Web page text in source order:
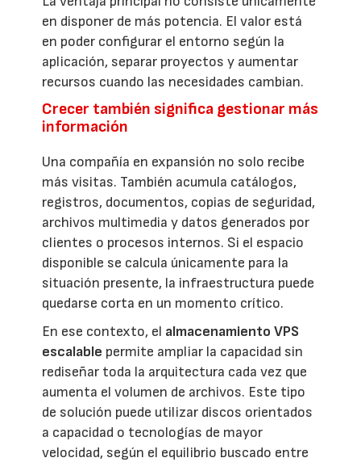
en disponer de más potencia. El valor está
en poder configurar el entorno según la
aplicación, separar proyectos y aumentar
recursos cuando las necesidades cambian.
Crecer también significa gestionar más
información
Una compañía en expansión no solo recibe
más visitas. También acumula catálogos,
registros, documentos, copias de seguridad,
archivos multimedia y datos generados por
clientes o procesos internos. Si el espacio
disponible se calcula únicamente para la
situación presente, la infraestructura puede
quedarse corta en un momento crítico.
En ese contexto, el almacenamiento VPS
escalable permite ampliar la capacidad sin
rediseñar toda la arquitectura cada vez que
aumenta el volumen de archivos. Este tipo
de solución puede utilizar discos orientados
a capacidad o tecnologías de mayor
velocidad, según el equilibrio buscado entre